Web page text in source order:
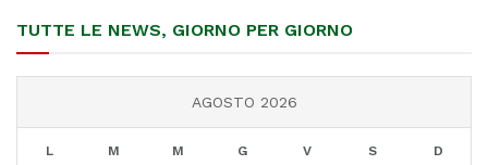
TUTTE LE NEWS, GIORNO PER GIORNO
AGOSTO 2026
L M M G V S D